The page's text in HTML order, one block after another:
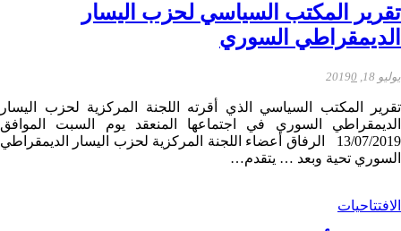
تقرير المكتب السياسي لحزب اليسار
الديمقراطي السوري
يوليو 18, 2019 0
تقرير المكتب السياسي الذي أقرته اللجنة المركزية لحزب اليسار
الديمقراطي السوري في اجتماعها المنعقد يوم السبت الموافق
13/07/2019 الرفاق أعضاء اللجنة المركزية لحزب اليسار الديمقراطي
السوري تحية وبعد … يتقدم…
الافتتاحيات